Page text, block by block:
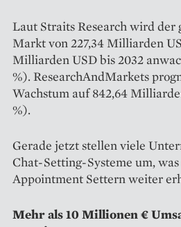
Laut Straits Research wird
Markt von 227,34 Milliarden
Milliarden USD bis 2032
%). ResearchAndMarkets
Wachstum auf 842,64
%).
Gerade jetzt stellen viele
Chat-Setting-Systeme um,
Appointment Settern weiter
Mehr als 10 Millionen €